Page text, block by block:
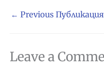
← Previous Публикация
Leave a